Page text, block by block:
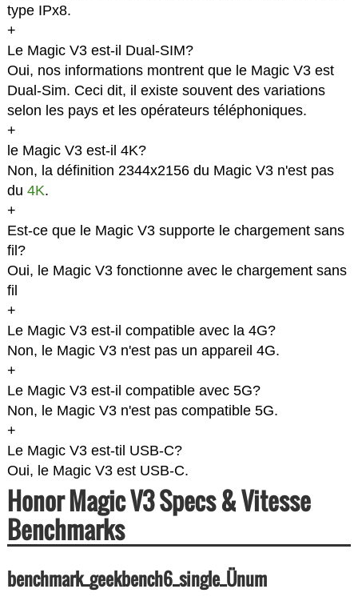
type IPx8.
+
Le Magic V3 est-il Dual-SIM?
Oui, nos informations montrent que le Magic V3 est
Dual-Sim. Ceci dit, il existe souvent des variations
selon les pays et les opérateurs téléphoniques.
+
le Magic V3 est-il 4K?
Non, la définition 2344x2156 du Magic V3 n'est pas
du 4K.
+
Est-ce que le Magic V3 supporte le chargement sans
fil?
Oui, le Magic V3 fonctionne avec le chargement sans
fil
+
Le Magic V3 est-il compatible avec la 4G?
Non, le Magic V3 n'est pas un appareil 4G.
+
Le Magic V3 est-il compatible avec 5G?
Non, le Magic V3 n'est pas compatible 5G.
+
Le Magic V3 est-til USB-C?
Oui, le Magic V3 est USB-C.
Honor Magic V3 Specs & Vitesse
Benchmarks
benchmark_geekbench6_single_Ünum